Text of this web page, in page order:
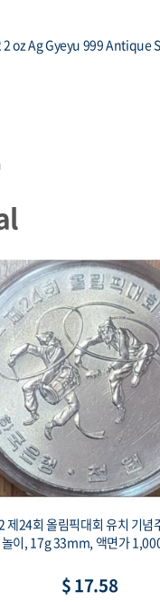
2014 Armenia 1 oz Silver
1982 제24회 올림픽대회 유
루 프루프, 90% 15g
$ 73.25